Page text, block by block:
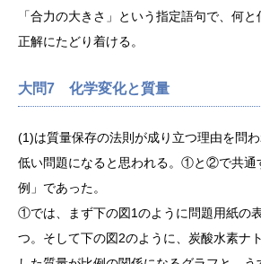
「合力の大きさ」という指定語句で、何
正解にたどり着ける。
大問7 化学変化と質量
(1)は質量保存の法則が成り立つ理由を問
低い問題になると思われる。①と②で共通
例」であった。
①では、まず下の図1のように問題用紙の
つ。そして下の図2のように、炭酸水素ナ